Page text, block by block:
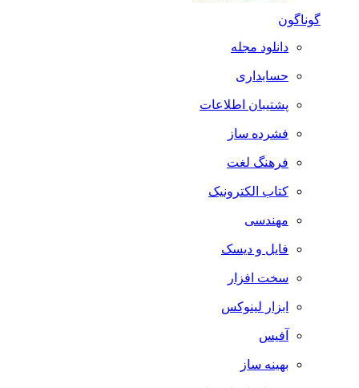
گوناگون
دانلود مجله
حسابداری
پشتیبان اطلاعات
فشرده ساز
فرهنگ لغت
کتاب الکترونیک
مهندسی
فایل و دیسک
سخت افزار
ابزار لینوکس
آفیس
بهینه ساز